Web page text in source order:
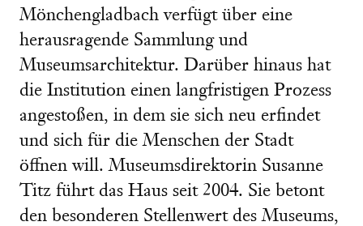
Mönchengladbach verfügt über eine
herausragende Sammlung und
Museumsarchitektur. Darüber hinaus hat
die Institution einen langfristigen Prozess
angestoßen, in dem sie sich neu erfindet
und sich für die Menschen der Stadt
öffnen will. Museumsdirektorin Susanne
Titz führt das Haus seit 2004. Sie betont
den besonderen Stellenwert des Museums,